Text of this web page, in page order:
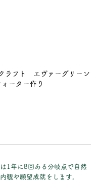
ラフト　エヴァーグリーン
ォーター作り
1年に8回ある分岐点で自然
観や願望成就をします。